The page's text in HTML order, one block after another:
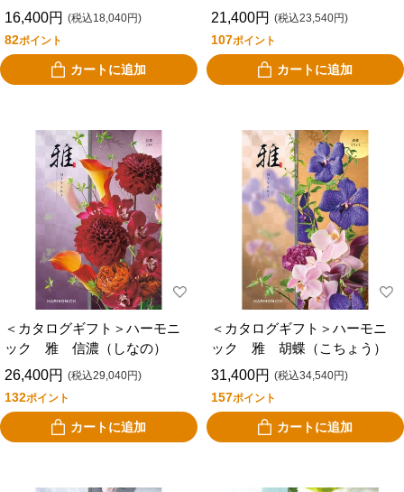
16,400円 (税込18,040円)
82ポイント
カートに追加
21,400円 (税込23,540円)
107ポイント
カートに追加
＜カタログギフト＞ハーモニ
ック 雅 信濃（しなの）
26,400円 (税込29,040円)
132ポイント
カートに追加
＜カタログギフト＞ハーモニ
ック 雅 胡蝶（こちょう）
31,400円 (税込34,540円)
157ポイント
カートに追加